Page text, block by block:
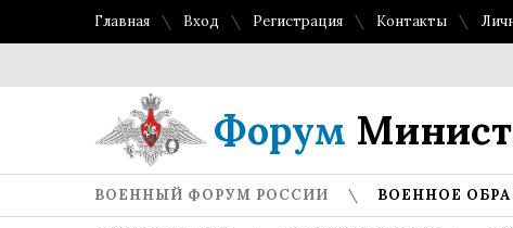
Главная Вход Регистрация Контакты
Форум
ВОЕННЫЙ ФОРУМ РОССИИ ВОЕННОЕ